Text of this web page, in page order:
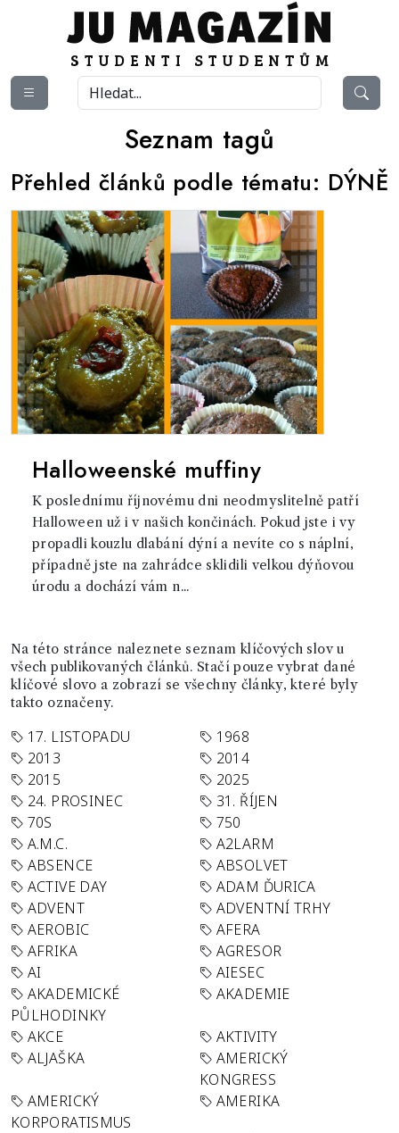
Seznam tagů
Přehled článků podle tématu: DÝNĚ
Halloweenské muffiny
K poslednímu říjnovému dni neodmyslitelně patří
Halloween už i v našich končinách. Pokud jste i vy
propadli kouzlu dlabání dýní a nevíte co s náplní,
případně jste na zahrádce sklidili velkou dýňovou
úrodu a dochází vám n...
Na této stránce naleznete seznam klíčových slov u
všech publikovaných článků. Stačí pouze vybrat dané
klíčové slovo a zobrazí se všechny články, které byly
takto označeny.
17. LISTOPADU
1968
2013
2014
2015
2025
24. PROSINEC
31. ŘÍJEN
70S
750
A.M.C.
A2LARM
ABSENCE
ABSOLVET
ACTIVE DAY
ADAM ĎURICA
ADVENT
ADVENTNÍ TRHY
AEROBIC
AFERA
AFRIKA
AGRESOR
AI
AIESEC
AKADEMICKÉ
PŮLHODINKY
AKADEMIE
AKCE
AKTIVITY
ALJAŠKA
AMERICKÝ
KONGRESS
AMERICKÝ
KORPORATISMUS
AMERIKA